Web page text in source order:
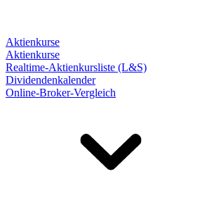
Aktienkurse
Aktienkurse
Realtime-Aktienkursliste (L&S)
Dividendenkalender
Online-Broker-Vergleich